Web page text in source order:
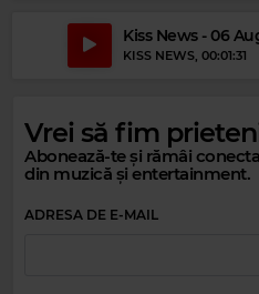
Magic Party Mix
Kiss News - 06
KISS NEWS, 00:01:31
Vrei să fim
Abonează-te și rămâi
din muzică și entertainment.
ADRESA DE E-MAIL